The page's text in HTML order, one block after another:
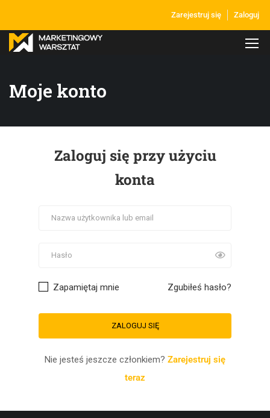
Zarejestruj się Zaloguj
Moje konto
Zaloguj się przy użyciu
konta
Zgubiłeś hasło?
Zapamiętaj mnie
Nie jesteś jeszcze członkiem? Zarejestruj się
teraz